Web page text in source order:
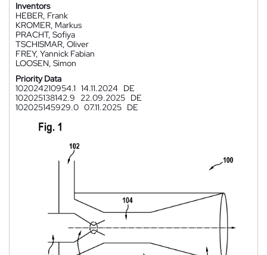
Inventors
HEBER, Frank
KROMER, Markus
PRACHT, Sofiya
TSCHISMAR, Oliver
FREY, Yannick Fabian
LOOSEN, Simon
Priority Data
102024210954.1 14.11.2024
DE
102025138142.9
22.09.2025 DE
102025145929.0 07.11.2025 DE